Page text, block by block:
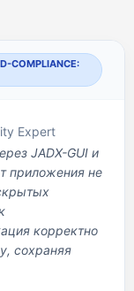
COMPLIANCE:
Expert
JADX-GUI и
приложения не
корректно
сохраняя